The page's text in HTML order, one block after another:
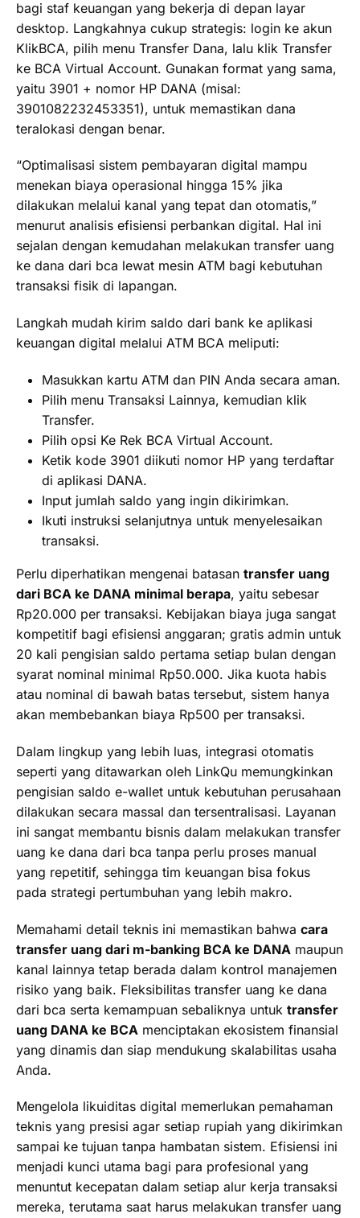
bagi staf keuangan yang bekerja di depan layar
desktop. Langkahnya cukup strategis: login ke akun
KlikBCA, pilih menu Transfer Dana, lalu klik Transfer
ke BCA Virtual Account. Gunakan format yang sama,
yaitu 3901 + nomor HP DANA (misal:
3901082232453351), untuk memastikan dana
teralokasi dengan benar.
“Optimalisasi sistem pembayaran digital mampu
menekan biaya operasional hingga 15% jika
dilakukan melalui kanal yang tepat dan otomatis,”
menurut analisis efisiensi perbankan digital. Hal ini
sejalan dengan kemudahan melakukan transfer uang
ke dana dari bca lewat mesin ATM bagi kebutuhan
transaksi fisik di lapangan.
Langkah mudah kirim saldo dari bank ke aplikasi
keuangan digital melalui ATM BCA meliputi:
Masukkan kartu ATM dan PIN Anda secara aman.
Pilih menu Transaksi Lainnya, kemudian klik
Transfer.
Pilih opsi Ke Rek BCA Virtual Account.
Ketik kode 3901 diikuti nomor HP yang terdaftar
di aplikasi DANA.
Input jumlah saldo yang ingin dikirimkan.
Ikuti instruksi selanjutnya untuk menyelesaikan
transaksi.
Perlu diperhatikan mengenai batasan transfer uang
dari BCA ke DANA minimal berapa, yaitu sebesar
Rp20.000 per transaksi. Kebijakan biaya juga sangat
kompetitif bagi efisiensi anggaran; gratis admin untuk
20 kali pengisian saldo pertama setiap bulan dengan
syarat nominal minimal Rp50.000. Jika kuota habis
atau nominal di bawah batas tersebut, sistem hanya
akan membebankan biaya Rp500 per transaksi.
Dalam lingkup yang lebih luas, integrasi otomatis
seperti yang ditawarkan oleh LinkQu memungkinkan
pengisian saldo e-wallet untuk kebutuhan perusahaan
dilakukan secara massal dan tersentralisasi. Layanan
ini sangat membantu bisnis dalam melakukan transfer
uang ke dana dari bca tanpa perlu proses manual
yang repetitif, sehingga tim keuangan bisa fokus
pada strategi pertumbuhan yang lebih makro.
Memahami detail teknis ini memastikan bahwa cara
transfer uang dari m-banking BCA ke DANA maupun
kanal lainnya tetap berada dalam kontrol manajemen
risiko yang baik. Fleksibilitas transfer uang ke dana
dari bca serta kemampuan sebaliknya untuk transfer
uang DANA ke BCA menciptakan ekosistem finansial
yang dinamis dan siap mendukung skalabilitas usaha
Anda.
Mengelola likuiditas digital memerlukan pemahaman
teknis yang presisi agar setiap rupiah yang dikirimkan
sampai ke tujuan tanpa hambatan sistem. Efisiensi ini
menjadi kunci utama bagi para profesional yang
menuntut kecepatan dalam setiap alur kerja transaksi
mereka, terutama saat harus melakukan transfer uang